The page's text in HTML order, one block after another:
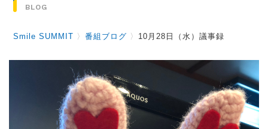
BLOG
Smile SUMMIT 〉番組ブログ 〉 10月28日（水）議事録